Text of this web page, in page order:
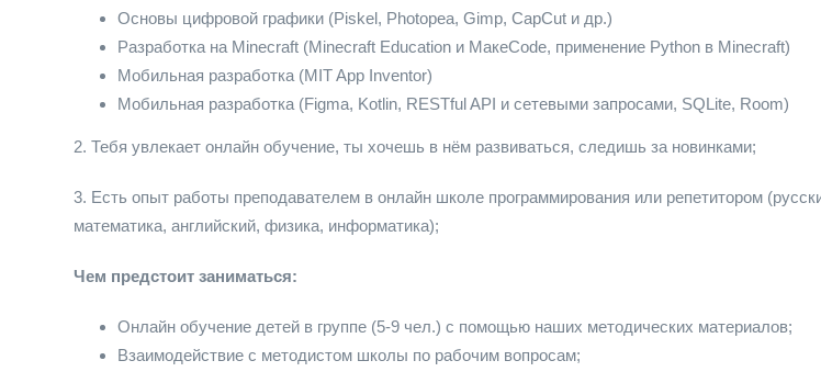
Основы цифровой графики (Piskel, Photopea, Gimp, CapCut и др.)
Разработка на Minecraft (Minecraft Education и MакеCode, применение Python в Minecraft)
Мобильная разработка (MIT App Inventor)
Мобильная разработка (Figma, Kotlin, RESTful API и сетевыми запросами, SQLite, Room)
2. Тебя увлекает онлайн обучение, ты хочешь в нём развиваться, следишь за новинками;
3. Есть опыт работы преподавателем в онлайн школе программирования или репетитором
математика, английский, физика, информатика);
Чем предстоит заниматься:
Онлайн обучение детей в группе (5-9 чел.) с помощью наших методических материалов;
Взаимодействие с методистом школы по рабочим вопросам;